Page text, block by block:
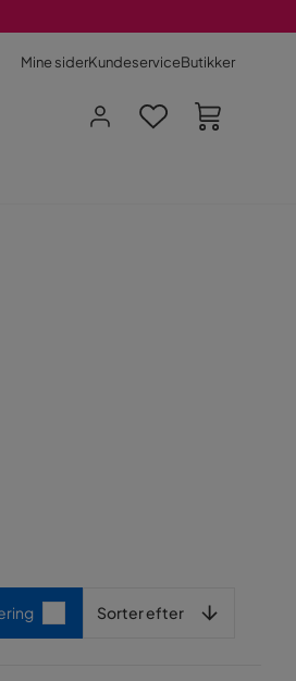
Mine siderKundeserviceButikker
Sorter efter